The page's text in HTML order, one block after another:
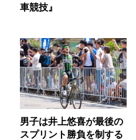
車競技』
男子は井上悠喜が最後の
スプリント勝負を制する